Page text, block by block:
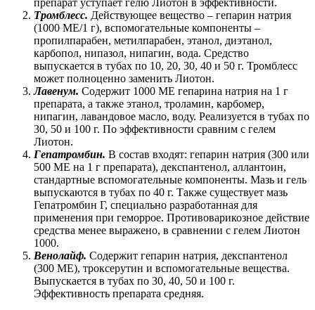
Тромблесс. Действующее вещество – гепарин натрия
(1000 МЕ/1 г), вспомогательные компоненты –
пропилпарабен, метилпарабен, этанол, диэтанол,
карбопол, нипазол, нипагин, вода. Средство
выпускается в тубах по 10, 20, 30, 40 и 50 г. Тромблесс
может полноценно заменить Лиотон.
Лавенум. Содержит 1000 МЕ гепарина натрия на 1 г
препарата, а также этанол, троламин, карбомер,
нипагин, лавандовое масло, воду. Реализуется в тубах по
30, 50 и 100 г. По эффективности сравним с гелем
Лиотон.
Гепатромбин. В состав входят: гепарин натрия (300 или
500 МЕ на 1 г препарата), декспантенол, аллантоин,
стандартные вспомогательные компоненты. Мазь и гель
выпускаются в тубах по 40 г. Также существует мазь
Гепатромбин Г, специально разработанная для
применения при геморрое. Противоварикозное действие
средства менее выражено, в сравнении с гелем Лиотон
1000.
Венолайф. Содержит гепарин натрия, декспантенол
(300 МЕ), троксерутин и вспомогательные вещества.
Выпускается в тубах по 30, 40, 50 и 100 г.
Эффективность препарата средняя.